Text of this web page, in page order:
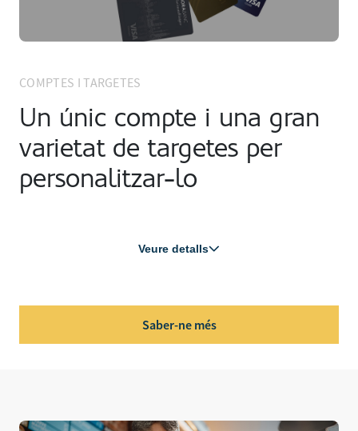
COMPTES I TARGETES
Un únic compte i una gran
varietat de targetes per
personalitzar-lo
Veure detalls
Saber-ne més